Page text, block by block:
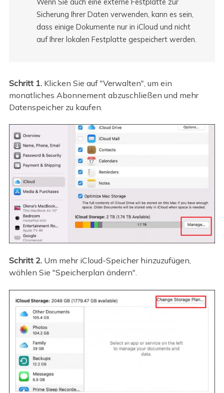
Sicherung Ihrer Daten verwenden, kann es sein,
dass einige Dokumente nur in iCloud und nicht
auf Ihrer lokalen Festplatte gespeichert werden.
Schritt 1. Klicken Sie auf "Verwalten", um ein
monatliches Abonnement abzuschließen und mehr
Datenspeicher zu kaufen.
Schritt 2. Um mehr iCloud-Speicher hinzuzufügen,
wählen Sie "Speicherplan ändern".